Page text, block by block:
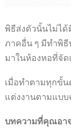
พิธีส่งตัวนั้นไม่ไ
ภาคอื่น ๆ มีทำพิธี
มาในห้องหอที่จัด
เมื่อทำตามทุกขั้น
แต่งงานตามแบ
บทความที่คุณอา